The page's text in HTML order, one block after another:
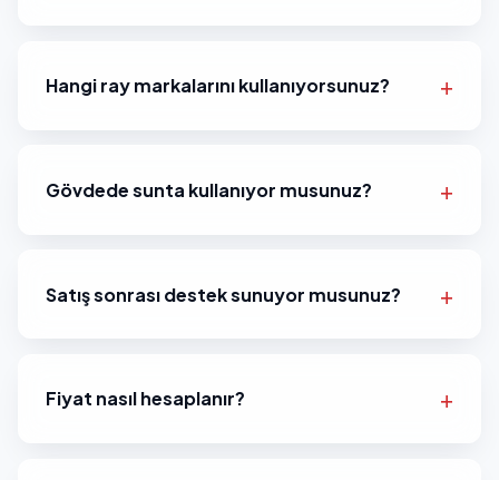
Hangi ray markalarını kullanıyorsunuz?
Gövdede sunta kullanıyor musunuz?
Satış sonrası destek sunuyor musunuz?
Fiyat nasıl hesaplanır?